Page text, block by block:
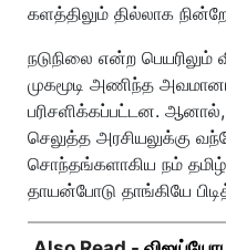
களத்திலும் தில்லாக
நடுநிலை என்ற பெயரிலும்
முகமூடி அணிந்த
பரிசளிக்கப்பட்டன.
செலுத்த அரசியலுக்கு
சொந்தங்களாகிய நம்
தாயன்போடு தாங்கியே